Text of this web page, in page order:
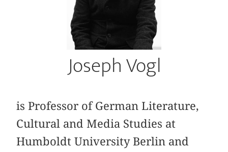
Joseph Vogl
is Professor of German Literature,
Cultural and Media Studies at
Humboldt University Berlin and